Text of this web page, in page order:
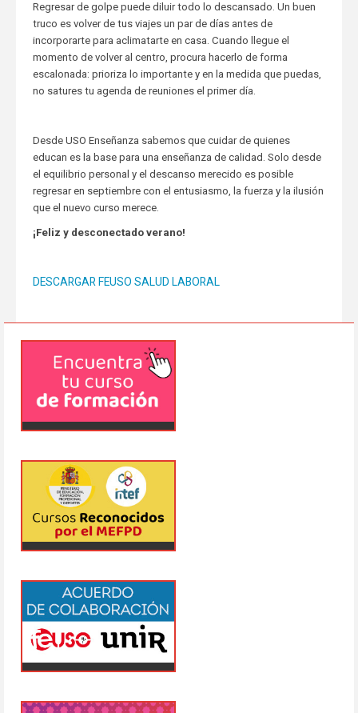
Regresar de golpe puede diluir todo lo descansado. Un buen
truco es volver de tus viajes un par de días antes de
incorporarte para aclimatarte en casa. Cuando llegue el
momento de volver al centro, procura hacerlo de forma
escalonada: prioriza lo importante y en la medida que puedas,
no satures tu agenda de reuniones el primer día.
Desde USO Enseñanza sabemos que cuidar de quienes
educan es la base para una enseñanza de calidad. Solo desde
el equilibrio personal y el descanso merecido es posible
regresar en septiembre con el entusiasmo, la fuerza y la ilusión
que el nuevo curso merece.
¡Feliz y desconectado verano!
DESCARGAR FEUSO SALUD LABORAL